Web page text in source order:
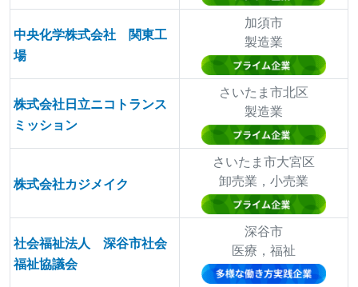
中央化学株式会社 関東工
場
加須市
製造業
株式会社日立ニコトランス
ミッション
さいたま市北区
製造業
株式会社カジメイク
さいたま市大宮区
卸売業，小売業
社会福祉法人 深谷市社会
福祉協議会
深谷市
医療，福祉